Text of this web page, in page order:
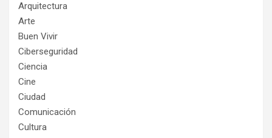
Arquitectura
Arte
Buen Vivir
Ciberseguridad
Ciencia
Cine
Ciudad
Comunicación
Cultura